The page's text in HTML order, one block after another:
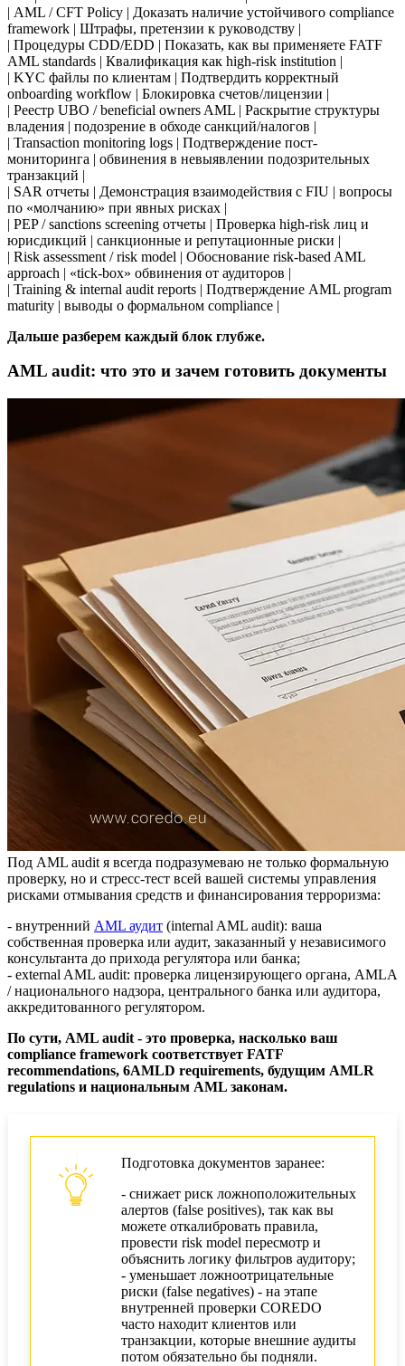
| AML / CFT Policy | Доказать наличие устойчивого compliance
framework | Штрафы, претензии к руководству |
| Процедуры CDD/EDD | Показать, как вы применяете FATF
AML standards | Квалификация как high-risk institution |
| KYC файлы по клиентам | Подтвердить корректный
onboarding workflow | Блокировка счетов/лицензии |
| Реестр UBO / beneficial owners AML | Раскрытие структуры
владения | подозрение в обходе санкций/налогов |
| Transaction monitoring logs | Подтверждение пост-
мониторинга | обвинения в невыявлении подозрительных
транзакций |
| SAR отчеты | Демонстрация взаимодействия с FIU | вопросы
по «молчанию» при явных рисках |
| PEP / sanctions screening отчеты | Проверка high-risk лиц и
юрисдикций | санкционные и репутационные риски |
| Risk assessment / risk model | Обоснование risk-based AML
approach | «tick-box» обвинения от аудиторов |
| Training & internal audit reports | Подтверждение AML program
maturity | выводы о формальном compliance |
Дальше разберем каждый блок глубже.
AML audit: что это и зачем готовить документы
Под AML audit я всегда подразумеваю не только формальную
проверку, но и стресс-тест всей вашей системы управления
рисками отмывания средств и финансирования терроризма:
- внутренний AML аудит (internal AML audit): ваша
собственная проверка или аудит, заказанный у независимого
консультанта до прихода регулятора или банка;
- external AML audit: проверка лицензирующего органа, AMLA
/ национального надзора, центрального банка или аудитора,
аккредитованного регулятором.
По сути, AML audit - это проверка, насколько ваш
compliance framework соответствует FATF
recommendations, 6AMLD requirements, будущим AMLR
regulations и национальным AML законам.
Подготовка документов заранее:
- снижает риск ложноположительных
алертов (false positives), так как вы
можете откалибровать правила,
провести risk model пересмотр и
объяснить логику фильтров аудитору;
- уменьшает ложноотрицательные
риски (false negatives) - на этапе
внутренней проверки COREDO
часто находит клиентов или
транзакции, которые внешние аудиты
потом обязательно бы подняли.